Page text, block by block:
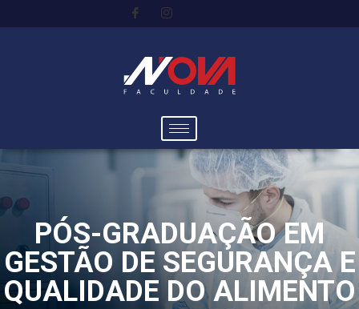
PÓS-GRADUAÇÃO EM
GESTÃO DE SEGURANÇA E
QUALIDADE DO ALIMENTO